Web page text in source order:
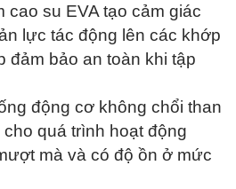
cao su EVA tạo cảm giác
lực tác động lên các khớp
đảm bảo an toàn khi tập
động cơ không chổi than
quá trình hoạt động
mà và có độ ồn ở mức